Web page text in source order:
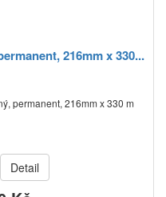
216mm x 330...
permanent, 216mm x 330 m
Detail